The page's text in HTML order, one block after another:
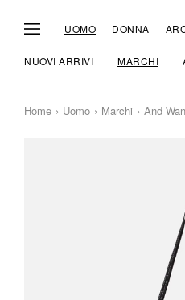
UOMO DONNA
NUOVI ARRIVI MARCHI
Home Uomo Marchi And